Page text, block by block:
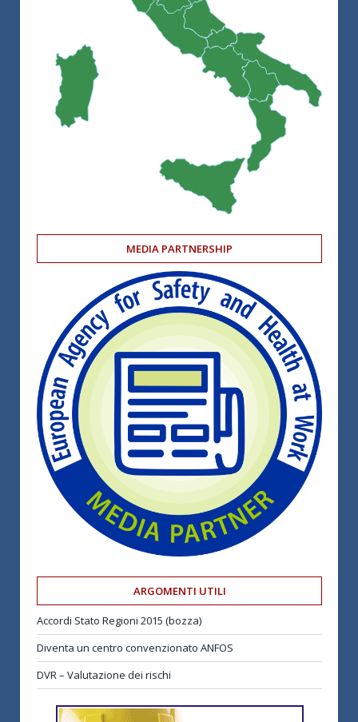
MEDIA PARTNERSHIP
ARGOMENTI UTILI
Accordi Stato Regioni 2015 (bozza)
Diventa un centro convenzionato ANFOS
DVR – Valutazione dei rischi